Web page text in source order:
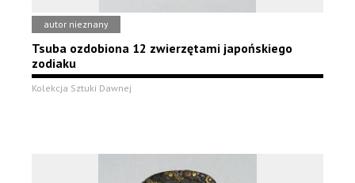
autor nieznany
Tsuba ozdobiona 12 zwierzętami japońskiego
zodiaku
Kolekcja Sztuki Dawnej